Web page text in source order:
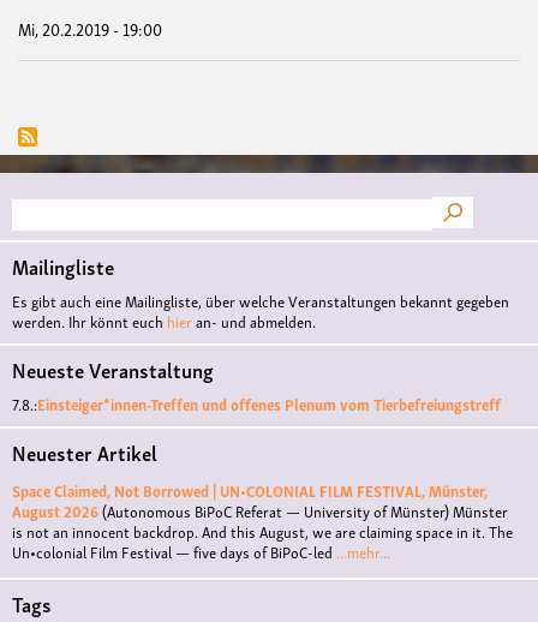
Mi, 20.2.2019 - 19:00
Suche
Mailingliste
Es gibt auch eine Mailingliste, über welche Veranstaltungen bekannt gegeben
werden. Ihr könnt euch hieran- und abmelden.
Neueste Veranstaltung
7.8.:Einsteiger*innen-Treffen und offenes Plenum vom Tierbefreiungstreff
Neuester Artikel
Space Claimed, Not Borrowed | UN•COLONIAL FILM FESTIVAL, Münster,
August 2026(Autonomous BiPoC Referat — University of Münster)Münster
is not an innocent backdrop. And this August, we are claiming space in it. The
Un•colonial Film Festival — five days of BiPoC-led ...mehr...
Tags